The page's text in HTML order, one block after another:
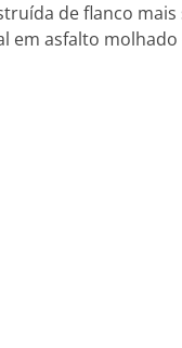
de flanco
em asfalto